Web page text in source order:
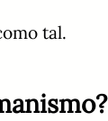
tal.